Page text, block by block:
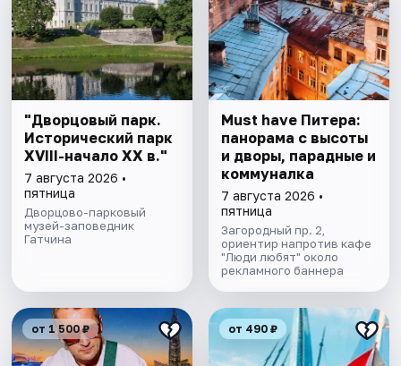
"Дворцовый парк.
Исторический парк
XVIII-начало XX в."
7 августа 2026 •
пятница
Дворцово-парковый
музей-заповедник
Гатчина
Must have Питера:
панорама с высоты
и дворы, парадные и
коммуналка
7 августа 2026 •
пятница
Загородный пр. 2,
ориентир напротив кафе
"Люди любят" около
рекламного баннера
от 1 500 ₽ от 490 ₽